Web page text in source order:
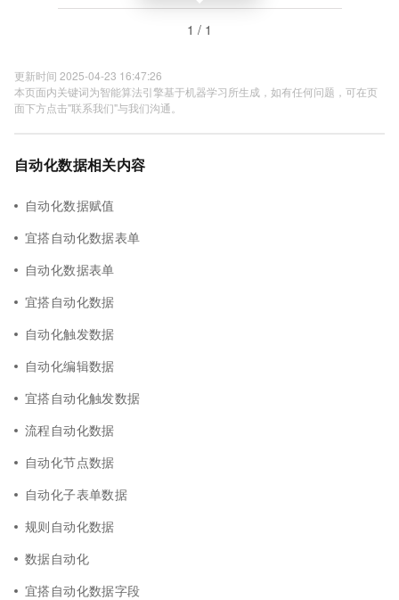
1 / 1
更新时间 2025-04-23 16:47:26
本页面内关键词为智能算法引擎基于机器学习所生成，如有任何问题，可在页
面下方点击"联系我们"与我们沟通。
自动化数据相关内容
自动化数据赋值
宜搭自动化数据表单
自动化数据表单
宜搭自动化数据
自动化触发数据
自动化编辑数据
宜搭自动化触发数据
流程自动化数据
自动化节点数据
自动化子表单数据
规则自动化数据
数据自动化
宜搭自动化数据字段